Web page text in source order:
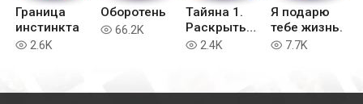
Граница
инстинкта
read 2.6K
Оборотень
read 66.2K
Тайяна 1.
Раскрыть
крылья
read 2.4K
Я подарю
тебе жизнь.
read 7.7K